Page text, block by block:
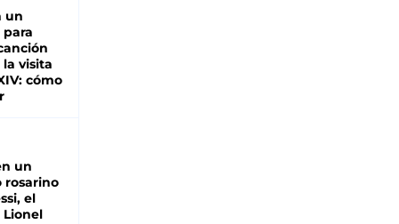
un
para
visita
cómo
un
rosarino
el